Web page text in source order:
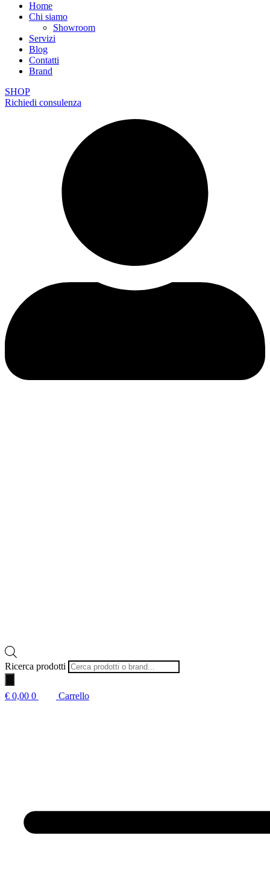
Home
Chi siamo
Showroom
Servizi
Blog
Contatti
Brand
SHOP
Richiedi consulenza
Ricerca prodotti
€ 0,00 0 Carrello